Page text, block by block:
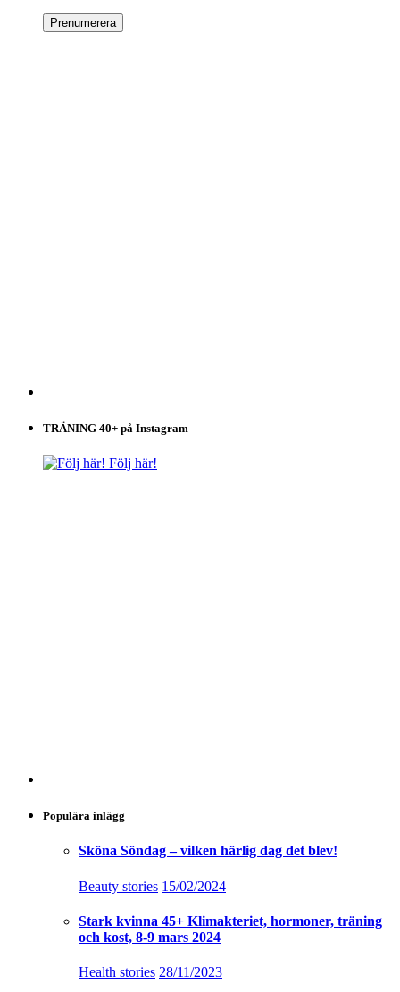
TRÄNING 40+ på Instagram
Följ här!
Populära inlägg
Sköna Söndag – vilken härlig dag det blev!
Beauty stories 15/02/2024
Stark kvinna 45+ Klimakteriet, hormoner, träning
och kost, 8-9 mars 2024
Health stories 28/11/2023